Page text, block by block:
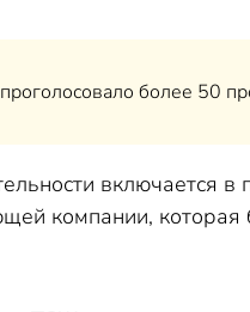
более 50
включается
компании, которая